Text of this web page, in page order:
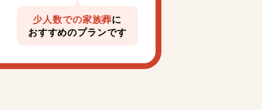
少人数での家族葬に
おすすめのプランです